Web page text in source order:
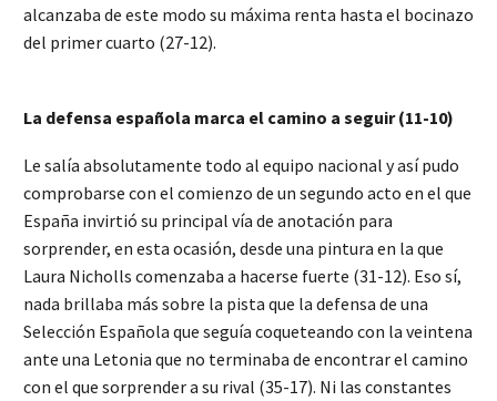
alcanzaba de este modo su máxima renta hasta el bocinazo
del primer cuarto (27-12).
La defensa española marca el camino a seguir (11-10)
Le salía absolutamente todo al equipo nacional y así pudo
comprobarse con el comienzo de un segundo acto en el que
España invirtió su principal vía de anotación para
sorprender, en esta ocasión, desde una pintura en la que
Laura Nicholls comenzaba a hacerse fuerte (31-12). Eso sí,
nada brillaba más sobre la pista que la defensa de una
Selección Española que seguía coqueteando con la veintena
ante una Letonia que no terminaba de encontrar el camino
con el que sorprender a su rival (35-17). Ni las constantes